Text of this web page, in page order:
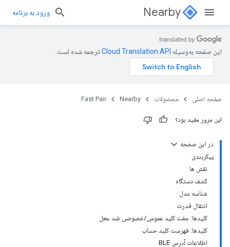
Nearby ورود به برنامه
این صفحه به‌وسیله ترجمه شده است.
صفحه اصلی محصولات Nearby
Fast Pair
این مرور مفید بود؟
در این صفحه
پیکربندی
نقش ها
کشف دستگاه
شناسه مدل
انتقال قدرت
کلیدها: جفت کلید عمومی/خصوصی ضد جعل
کلیدها: فهرست کلید حساب
اطلاعات آدرس BLE